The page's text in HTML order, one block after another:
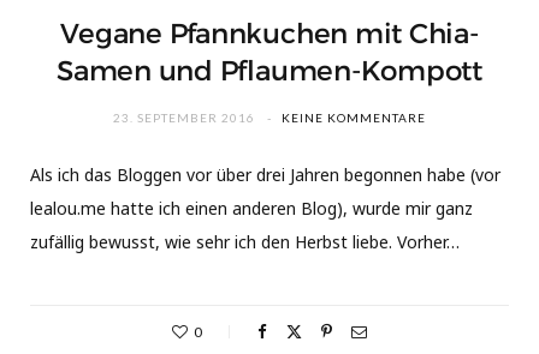
Vegane Pfannkuchen mit Chia-
Samen und Pflaumen-Kompott
23. SEPTEMBER 2016 KEINE KOMMENTARE
Als ich das Bloggen vor über drei Jahren begonnen habe (vor
lealou.me hatte ich einen anderen Blog), wurde mir ganz
zufällig bewusst, wie sehr ich den Herbst liebe. Vorher…
0